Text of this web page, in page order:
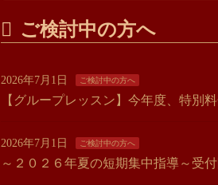
ご検討中の方へ
2026年7月1日 ご検討中の方へ
【グループレッスン】今年度、特別
2026年7月1日 ご検討中の方へ
～２０２６年夏の短期集中指導～受